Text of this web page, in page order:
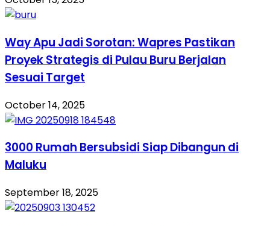
Way Apu Jadi Sorotan: Wapres Pastikan
Proyek Strategis di Pulau Buru Berjalan
Sesuai Target
October 14, 2025
3000 Rumah Bersubsidi Siap Dibangun di
Maluku
September 18, 2025